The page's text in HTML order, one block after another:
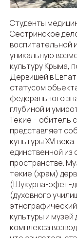
Студенты
Сестринское
воспитательной
уникальную
культуру Крыма,
Дервишей в
статусом
федерального
глубиной и
Текие – обитель
представляет
культуры XVI
единственной из
пространстве.
текие (храм)
(Шукурла-эфен-
(духовного
культуры и
комплекса